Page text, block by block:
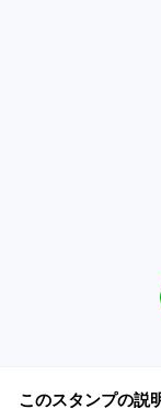
このスタンプの説